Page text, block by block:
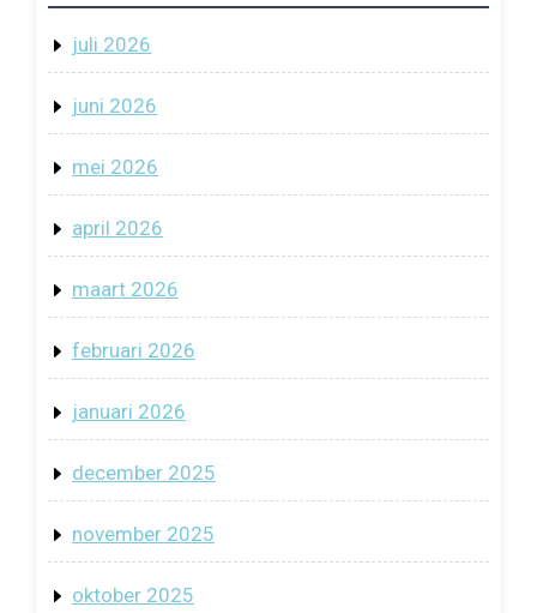
juli 2026
juni 2026
mei 2026
april 2026
maart 2026
februari 2026
januari 2026
december 2025
november 2025
oktober 2025